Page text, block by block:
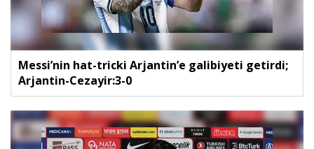
Messi’nin hat-tricki Arjantin’e galibiyeti getirdi;
Arjantin-Cezayir:3-0